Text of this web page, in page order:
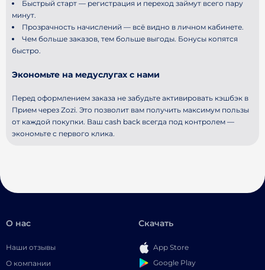
Быстрый старт — регистрация и переход займут всего пару
минут.
Прозрачность начислений — всё видно в личном кабинете.
Чем больше заказов, тем больше выгоды. Бонусы копятся
быстро.
Экономьте на медуслугах с нами
Перед оформлением заказа не забудьте активировать кэшбэк в
Прием через Zozi. Это позволит вам получить максимум пользы
от каждой покупки. Ваш cash back всегда под контролем —
экономьте с первого клика.
О нас
Наши отзывы
О компании
Скачать
App Store
Google Play